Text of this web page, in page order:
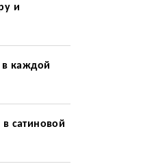
и
в каждой
сатиновой